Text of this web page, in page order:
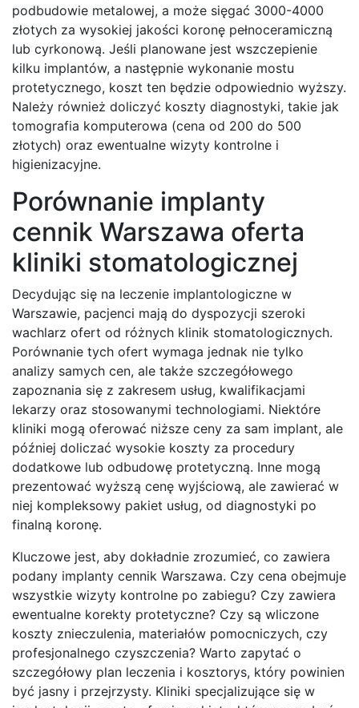
podbudowie metalowej, a może sięgać 3000-4000
złotych za wysokiej jakości koronę pełnoceramiczną
lub cyrkonową. Jeśli planowane jest wszczepienie
kilku implantów, a następnie wykonanie mostu
protetycznego, koszt ten będzie odpowiednio wyższy.
Należy również doliczyć koszty diagnostyki, takie jak
tomografia komputerowa (cena od 200 do 500
złotych) oraz ewentualne wizyty kontrolne i
higienizacyjne.
Porównanie implanty
cennik Warszawa oferta
kliniki stomatologicznej
Decydując się na leczenie implantologiczne w
Warszawie, pacjenci mają do dyspozycji szeroki
wachlarz ofert od różnych klinik stomatologicznych.
Porównanie tych ofert wymaga jednak nie tylko
analizy samych cen, ale także szczegółowego
zapoznania się z zakresem usług, kwalifikacjami
lekarzy oraz stosowanymi technologiami. Niektóre
kliniki mogą oferować niższe ceny za sam implant, ale
później doliczać wysokie koszty za procedury
dodatkowe lub odbudowę protetyczną. Inne mogą
prezentować wyższą cenę wyjściową, ale zawierać w
niej kompleksowy pakiet usług, od diagnostyki po
finalną koronę.
Kluczowe jest, aby dokładnie zrozumieć, co zawiera
podany implanty cennik Warszawa. Czy cena obejmuje
wszystkie wizyty kontrolne po zabiegu? Czy zawiera
ewentualne korekty protetyczne? Czy są wliczone
koszty znieczulenia, materiałów pomocniczych, czy
profesjonalnego czyszczenia? Warto zapytać o
szczegółowy plan leczenia i kosztorys, który powinien
być jasny i przejrzysty. Kliniki specjalizujące się w